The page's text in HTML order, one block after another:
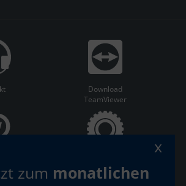
Download
TeamViewer
bleiben:
zum monatlichen
x